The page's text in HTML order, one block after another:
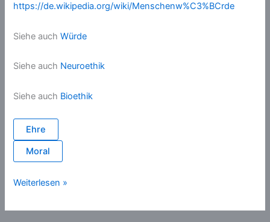
https://de.wikipedia.org/wiki/Menschenw%C3%BCrde
Siehe auchWürde
Siehe auch Neuroethik
Siehe auch Bioethik
Ehre
Moral
Menschenwürde
Weiterlesen »